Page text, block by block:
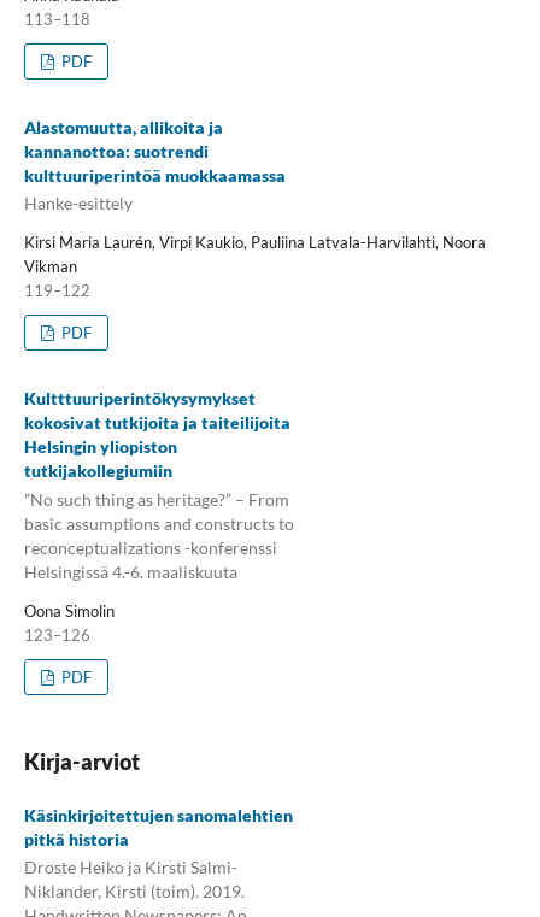
113–118
PDF
Alastomuutta, allikoita ja
kannanottoa: suotrendi
kulttuuriperintöä muokkaamassa
Hanke-esittely
Kirsi Maria Laurén, Virpi Kaukio, Pauliina Latvala-Harvilahti, Noora
Vikman
119–122
PDF
Kultttuuriperintökysymykset
kokosivat tutkijoita ja taiteilijoita
Helsingin yliopiston
tutkijakollegiumiin
”No such thing as heritage?” – From
basic assumptions and constructs to
reconceptualizations -konferenssi
Helsingissä 4.-6. maaliskuuta
Oona Simolin
123–126
PDF
Kirja-arviot
Käsinkirjoitettujen sanomalehtien
pitkä historia
Droste Heiko ja Kirsti Salmi-
Niklander, Kirsti (toim). 2019.